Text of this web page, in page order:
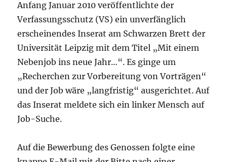
Anfang Januar 2010 veröffentlichte der
Verfassungsschutz (VS) ein unverfänglich
erscheinendes Inserat am Schwarzen Brett der
Universität Leipzig mit dem Titel „Mit einem
Nebenjob ins neue Jahr…“. Es ginge um
„Recherchen zur Vorbereitung von Vorträgen“
und der Job wäre „langfristig“ ausgerichtet. Auf
das Inserat meldete sich ein linker Mensch auf
Job-Suche.
Auf die Bewerbung des Genossen folgte eine